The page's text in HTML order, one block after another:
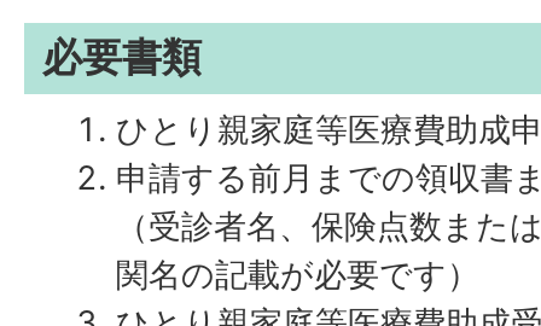
必要書類
ひとり親家庭等医療費助成
申請する前月までの領収書
（受診者名、保険点数また
関名の記載が必要です）